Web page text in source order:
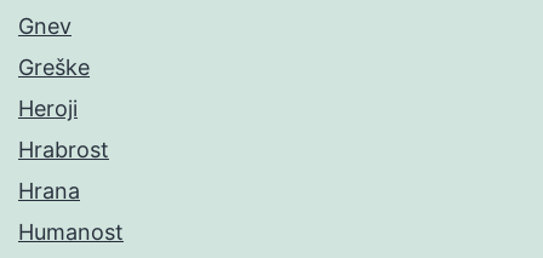
Gnev
Greške
Heroji
Hrabrost
Hrana
Humanost